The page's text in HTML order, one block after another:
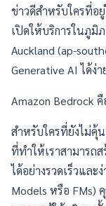
ข่าวดีสำหรับใครที่อ
เปิดให้บริการในภู
Auckland (ap-
Generative AI ได้ง่
Amazon Bedrock คื
สำหรับใครที่ยังไม่คุ้
ที่ทำให้เราสามารถ
ได้อย่างรวดเร็วและ
Models หรือ FMs)